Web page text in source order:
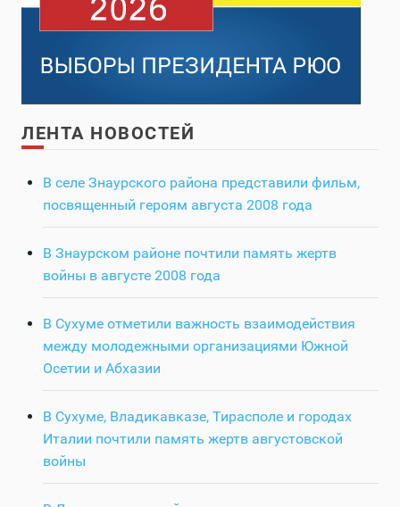
ЛЕНТА НОВОСТЕЙ
В селе Знаурского района представили фильм,
посвященный героям августа 2008 года
В Знаурском районе почтили память жертв
войны в августе 2008 года
В Сухуме отметили важность взаимодействия
между молодежными организациями Южной
Осетии и Абхазии
В Сухуме, Владикавказе, Тирасполе и городах
Италии почтили память жертв августовской
войны